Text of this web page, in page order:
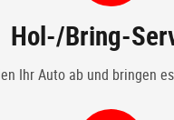
Hol-/Bring-
Ihr Auto ab und bringen